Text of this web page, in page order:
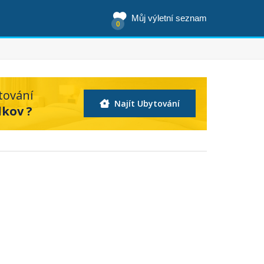
Můj výletní seznam
0
?
Najít Ubytování